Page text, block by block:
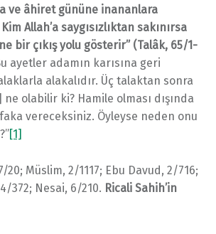
ve âhiret gününe inananlara
Allah’a saygısızlıktan sakınırsa
bir çıkış yolu gösterir” (Talâk, 65/1-
ayetler adamın karısına geri
alakalıdır. Üç talaktan sonra
ne olabilir ki? Hamile olması dışında
vereceksiniz. Öyleyse neden onu
[1]
Müslim, 2/1117; Ebu Davud, 2/716;
372; Nesai, 6/210. Ricali Sahih’in